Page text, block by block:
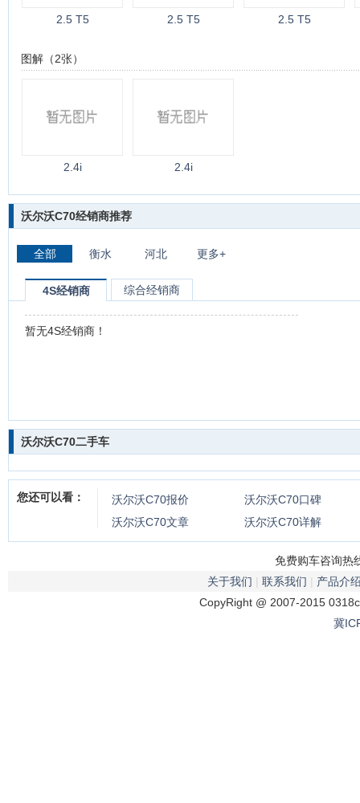
2.5 T5 2.5 T5 2.5 T5
图解（2张）
2.4i 2.4i
沃尔沃C70经销商推荐
全部 衡水 河北 更多+
4S经销商 综合经销商
暂无4S经销商！
沃尔沃C70二手车
您还可以看： 沃尔沃C70报价 沃尔沃C70口碑
沃尔沃C70文章 沃尔沃C70详解
免费购车咨询热
关于我们
联系我们
产品介
CopyRight @ 2007-2015
冀